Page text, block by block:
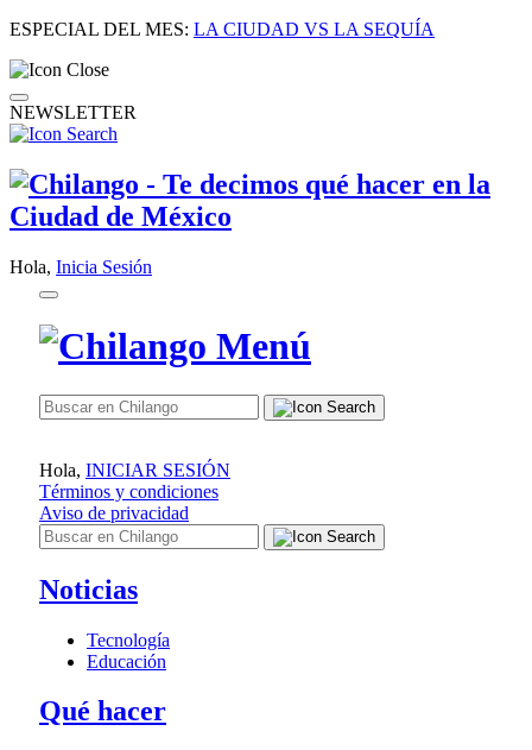
ESPECIAL DEL MES: LA CIUDAD VS LA SEQUÍA
NEWSLETTER
Hola, Inicia Sesión
Hola, INICIAR SESIÓN
Términos y condiciones
Aviso de privacidad
Noticias
Tecnología
Educación
Qué hacer